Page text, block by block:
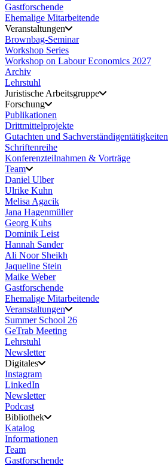
Gastforschende
Ehemalige Mitarbeitende
Veranstaltungen
Brownbag-Seminar
Workshop Series
Workshop on Labour Economics 2027
Archiv
Lehrstuhl
Juristische Arbeitsgruppe
Forschung
Publikationen
Drittmittelprojekte
Gutachten und Sachverständigentätigkeiten
Schriftenreihe
Konferenzteilnahmen & Vorträge
Team
Daniel Ulber
Ulrike Kuhn
Melisa Agacik
Jana Hagenmüller
Georg Kuhs
Dominik Leist
Hannah Sander
Ali Noor Sheikh
Jaqueline Stein
Maike Weber
Gastforschende
Ehemalige Mitarbeitende
Veranstaltungen
Summer School 26
GeTrab Meeting
Lehrstuhl
Newsletter
Digitales
Instagram
LinkedIn
Newsletter
Podcast
Bibliothek
Katalog
Informationen
Team
Gastforschende